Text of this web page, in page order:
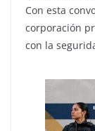
Con esta
corporación
con la